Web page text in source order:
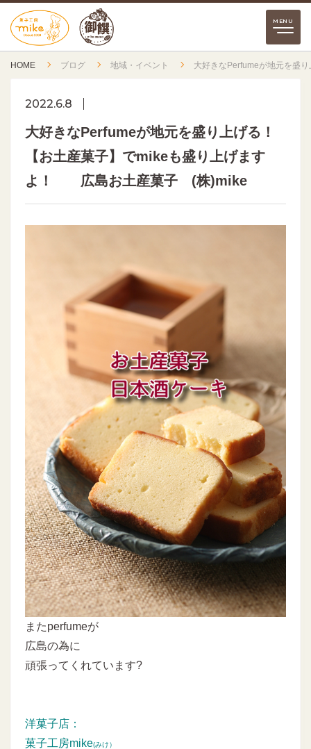
HOME ブログ 地域・イベント 大好きなPerfumeが地元を盛
2022.6.8
大好きなPerfumeが地元を盛り上げる！
【お土産菓子】でmikeも盛り上げます
よ！ 広島お土産菓子 (株)mike
またperfumeが
広島の為に
頑張ってくれています?
洋菓子店：
菓子工房mike(みけ）